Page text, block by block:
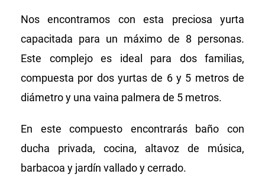
Nos encontramos con esta preciosa yurta
capacitada para un máximo de 8 personas.
Este complejo es ideal para dos familias,
compuesta por dos yurtas de 6 y 5 metros de
diámetro y una vaina palmera de 5 metros.
En este compuesto encontrarás baño con
ducha privada, cocina, altavoz de música,
barbacoa y jardín vallado y cerrado.